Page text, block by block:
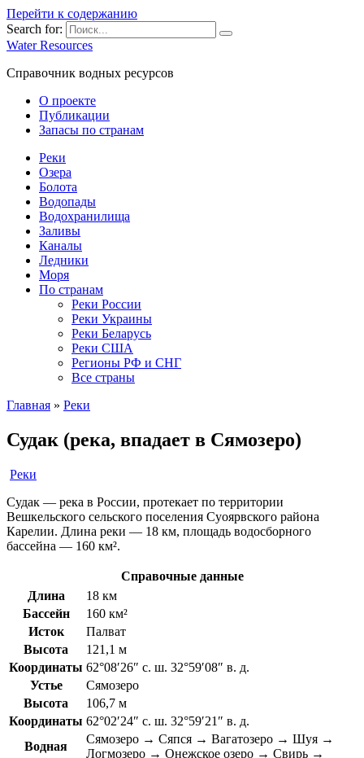
Перейти к содержанию
Search for:
Water Resources
Справочник водных ресурсов
О проекте
Публикации
Запасы по странам
Реки
Озера
Болота
Водопады
Водохранилища
Заливы
Каналы
Ледники
Моря
По странам
Реки России
Реки Украины
Реки Беларусь
Реки США
Регионы РФ и СНГ
Все страны
Главная » Реки
Судак (река, впадает в Сямозеро)
Реки
Судак — река в России, протекает по территории
Вешкельского сельского поселения Суоярвского района
Карелии. Длина реки — 18 км, площадь водосборного
бассейна — 160 км².
Справочные данные
Длина
18 км
Бассейн
160 км²
Исток
Палват
Высота
121,1 м
Координаты 62°08′26″ с. ш. 32°59′08″ в. д.
Устье
Сямозеро
Высота
106,7 м
Координаты 62°02′24″ с. ш. 32°59′21″ в. д.
Водная
Сямозеро → Сяпся → Вагатозеро → Шуя →
Логмозеро → Онежское озеро → Свирь →